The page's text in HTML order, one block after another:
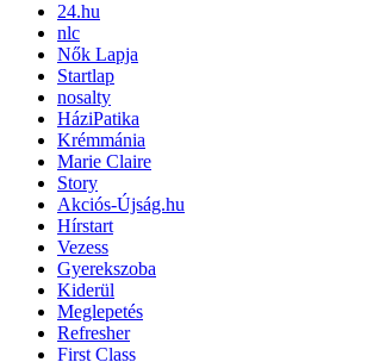
24.hu
nlc
Nők Lapja
Startlap
nosalty
HáziPatika
Krémmánia
Marie Claire
Story
Akciós-Újság.hu
Hírstart
Vezess
Gyerekszoba
Kiderül
Meglepetés
Refresher
First Class